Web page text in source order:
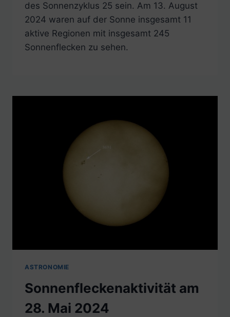
des Sonnenzyklus 25 sein. Am 13. August
2024 waren auf der Sonne insgesamt 11
aktive Regionen mit insgesamt 245
Sonnenflecken zu sehen.
ASTRONOMIE
Sonnenfleckenaktivität am
28. Mai 2024